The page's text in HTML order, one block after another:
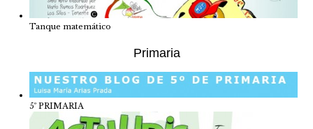
Tanque matemático
Primaria
5º PRIMARIA